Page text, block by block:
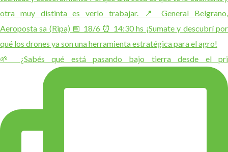
🌱 ¿Sabés qué está pasando bajo tierra desde el pri